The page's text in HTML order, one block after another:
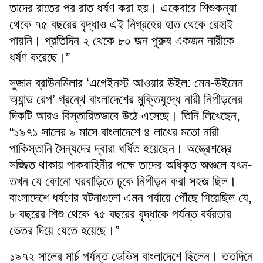
তাদের রাতের পর রাত ধর্ষণ করা হয়। একেবারে শিশুকন্যা
থেকে ৭৫ বছরের বৃদ্ধাও এই নিগ্রহের হাত থেকে রেহাই
পায়নি। প্রতিদিন ২ থেকে ৮০ জন পুরুষ একজন নারীকে
ধর্ষণ করেছে।”
সুজান ব্রাউনমিলার ‘এগেইনস্ট আওয়ার উইল: মেন-উইমেন
অ্যান্ড রেপ’ গ্রন্থে বাংলাদেশের মুক্তিযুদ্ধে নারী নিপীড়নের
দিকটি আরও বিস্তারিতভাবে উঠে এসেছে। তিনি লিখেছেন,
“১৯৭১ সালের ৯ মাসে বাংলাদেশে ৪ লাখের মতো নারী
পাকিস্তানি সৈন্যদের দ্বারা ধর্ষিত হয়েছেন। অস্ত্রেশস্ত্রে
সজ্জিত থাকায় পাকবাহিনীর পক্ষে তাদের অধিকৃত অঞ্চলে যখন-
তখন যে কোনো ঘরবাড়িতে ঢুকে নিপীড়ন করা সহজ ছিল।
বাংলাদেশে ধর্ষণের ঘটনাগুলো এমন পর্যায়ে পৌঁছে গিয়েছিল যে,
৮ বছরের শিশু থেকে ৭৫ বছরের বৃদ্ধাকে পর্যন্ত বর্বরতার
ভেতর দিয়ে যেতে হয়েছে।”
১৯৭২ সালের মার্চ পর্যন্ত ডেভিস বাংলাদেশে ছিলেন। ততদিনে